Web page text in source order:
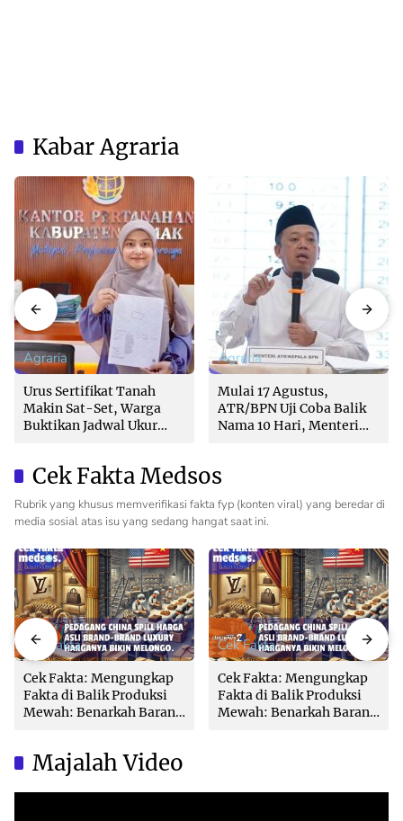
Kabar Agraria
Agraria
Urus Sertifikat Tanah
Makin Sat-Set, Warga
Buktikan Jadwal Ukur
Agraria
Mulai 17 Agustus,
ATR/BPN Uji Coba Balik
Nama 10 Hari, Menteri
Cek Fakta Medsos
Rubrik yang khusus memverifikasi fakta fyp (konten viral) yang beredar di
media sosial atas isu yang sedang hangat saat ini.
Cek Fakta
Cek Fakta: Mengungkap
Fakta di Balik Produksi
Mewah: Benarkah Barang
Cek Fakta
Cek Fakta: Mengungkap
Fakta di Balik Produksi
Mewah: Benarkah Barang
Majalah Video